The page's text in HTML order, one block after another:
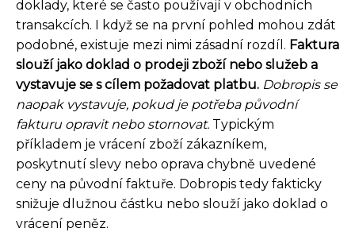
doklady, které se často používají v obchodních
transakcích. I když se na první pohled mohou zdát
podobné, existuje mezi nimi zásadní rozdíl. Faktura
slouží jako doklad o prodeji zboží nebo služeb a
vystavuje se s cílem požadovat platbu. Dobropis se
naopak vystavuje, pokud je potřeba původní
fakturu opravit nebo stornovat. Typickým
příkladem je vrácení zboží zákazníkem,
poskytnutí slevy nebo oprava chybně uvedené
ceny na původní faktuře. Dobropis tedy fakticky
snižuje dlužnou částku nebo slouží jako doklad o
vrácení peněz.